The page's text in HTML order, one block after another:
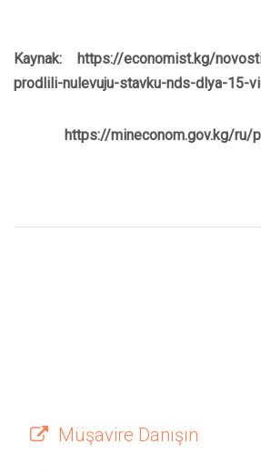
Kaynak: https://economist.kg/
prodlili-nulevuju-stavku-nds-dlya-15-
https://mineconom.gov.kg/ru/
Müşavire Danışın